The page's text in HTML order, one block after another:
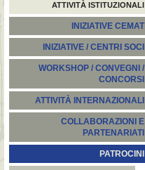
ATTIVITÀ ISTITUZIONALI
INIZIATIVE CEMAT
INIZIATIVE / CENTRI SOCI
WORKSHOP / CONVEGNI /
CONCORSI
ATTIVITÀ INTERNAZIONALI
COLLABORAZIONI E
PARTENARIATI
PATROCINI